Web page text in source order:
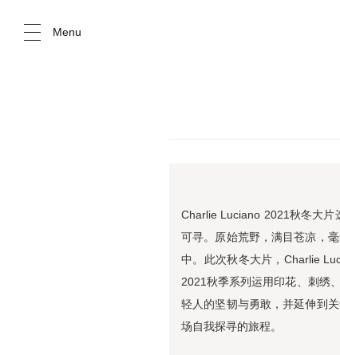
Menu
Charlie Luciano 2021秋冬大片
可寻。 原始荒野，满目苍凉，
中。 此次秋冬大片， Charlie
2021秋季系列运用印花、刺绣
轻人的坚韧与勇敢，并延伸到
场自我探寻的旅程。